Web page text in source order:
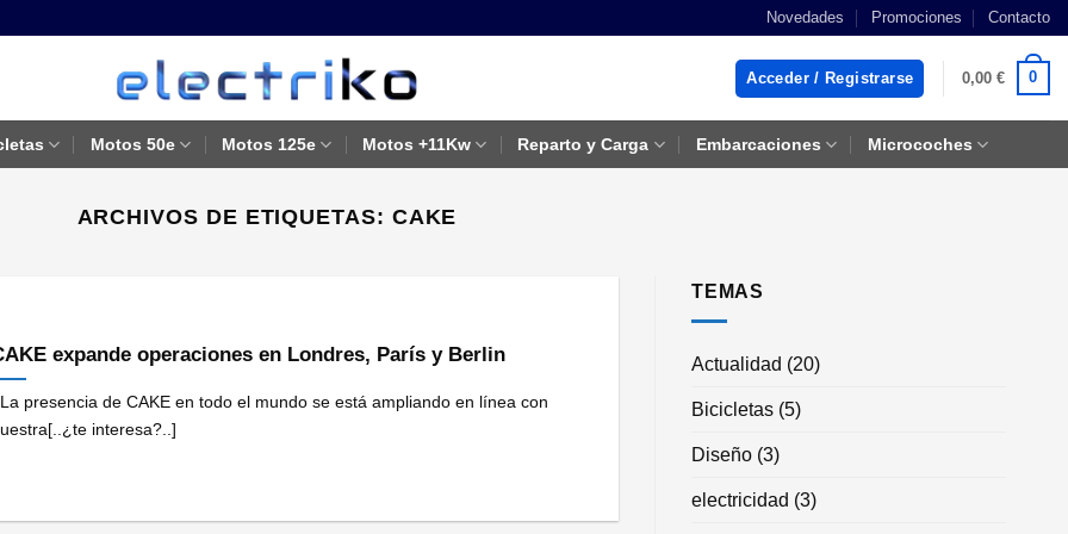
Novedades Promociones Contacto
Acceder / Registrarse 0,00 € 0
Motos 50e Motos 125e Motos +11Kw Reparto y Carga Embarcaciones Microcoches
ARCHIVOS DE ETIQUETAS: CAKE
expande operaciones en Londres, París y Berlin
presencia de CAKE en todo el mundo se está ampliando en línea con
interesa?..]
TEMAS
Actualidad (20)
Bicicletas (5)
Diseño (3)
electricidad (3)